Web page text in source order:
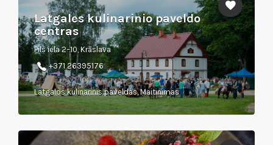
Latgales kulinarinio paveldo
centras
Pils iela 2–10, Krāslava
+371 26395176
Latgalos kulinarinis paveldas, Maitinimas